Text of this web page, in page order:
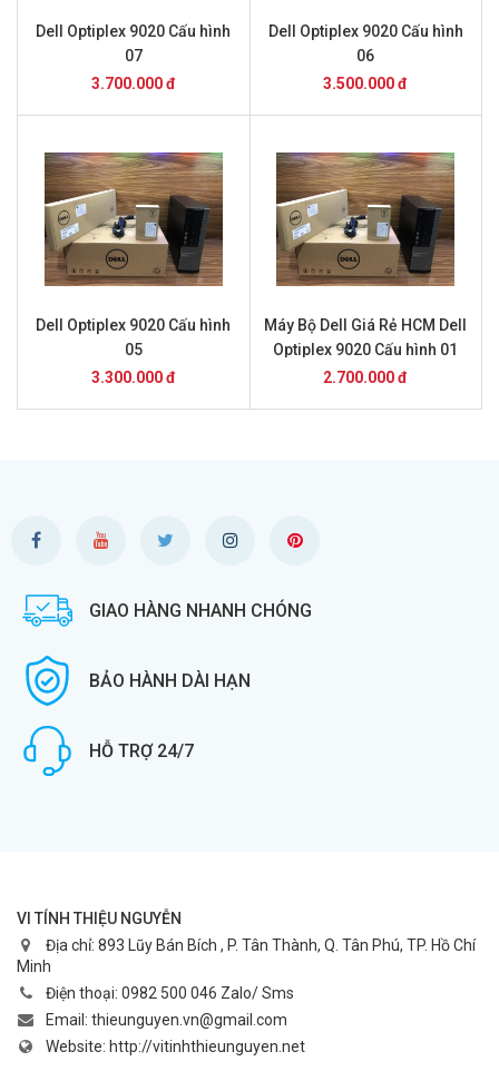
Dell Optiplex 9020 Cấu hình
07
3.700.000 đ
Dell Optiplex 9020 Cấu hình
06
3.500.000 đ
Dell Optiplex 9020 Cấu hình
05
3.300.000 đ
Máy Bộ Dell Giá Rẻ HCM Dell
Optiplex 9020 Cấu hình 01
2.700.000 đ
GIAO HÀNG NHANH CHÓNG
BẢO HÀNH DÀI HẠN
HỖ TRỢ 24/7
VI TÍNH THIỆU NGUYỄN
Địa chỉ: 893 Lũy Bán Bích , P. Tân Thành, Q. Tân Phú, TP. Hồ Chí
Minh
Điện thoại: 0982 500 046 Zalo/ Sms
Email: thieunguyen.vn@gmail.com
Website: http://vitinhthieunguyen.net